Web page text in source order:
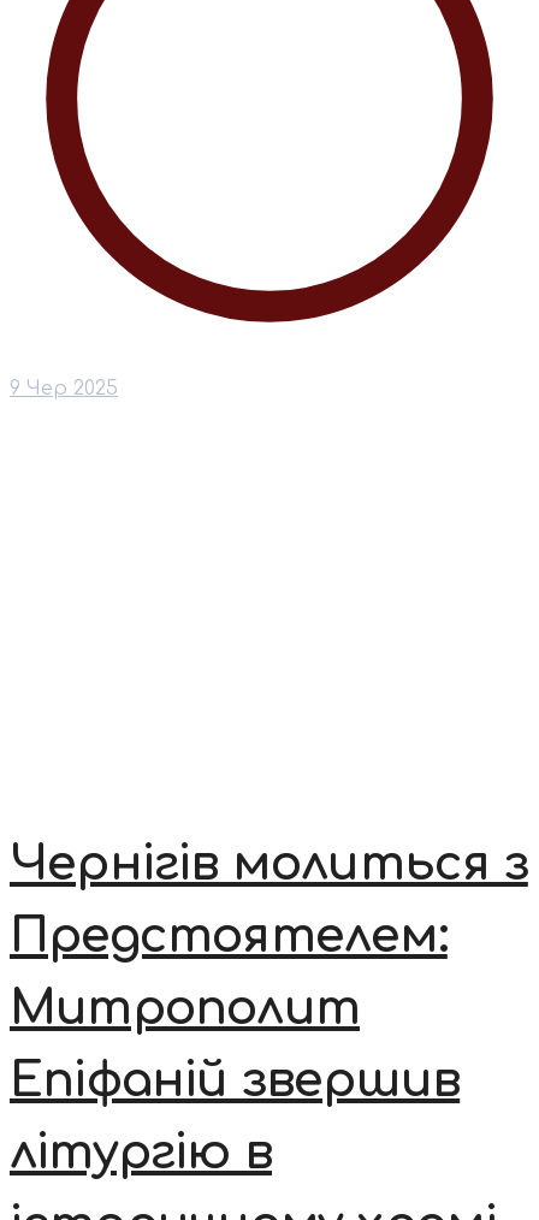
9 Чер 2025
Чернігів молиться з
Предстоятелем:
Митрополит
Епіфаній звершив
літургію в